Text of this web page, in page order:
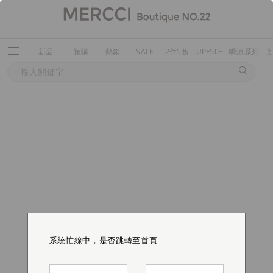
新品 預購 熱銷 SALE 2件5折 UPF50+ 瞬涼系列
系統忙線中，是否跳轉至首頁
系統忙線中，是否跳轉至首頁
系統忙線中，是否跳轉至首頁
系統忙線中，是否跳轉至首頁
系統忙線中，是否跳轉至首頁